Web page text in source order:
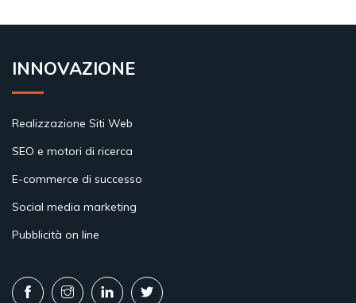
INNOVAZIONE
Realizzazione Siti Web
SEO e motori di ricerca
E-commerce di successo
Social media marketing
Pubblicità on line